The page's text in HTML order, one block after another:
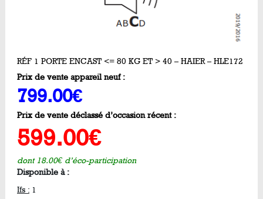
RÉF 1 PORTE ENCAST <= 80 KG ET > 40 – HAIER – HLE172
Prix de vente appareil neuf :
799.00€
Prix de vente déclassé d’occasion récent :
599.00€
dont 18.00€ d’éco-participation
Disponible à :
Ifs : 1